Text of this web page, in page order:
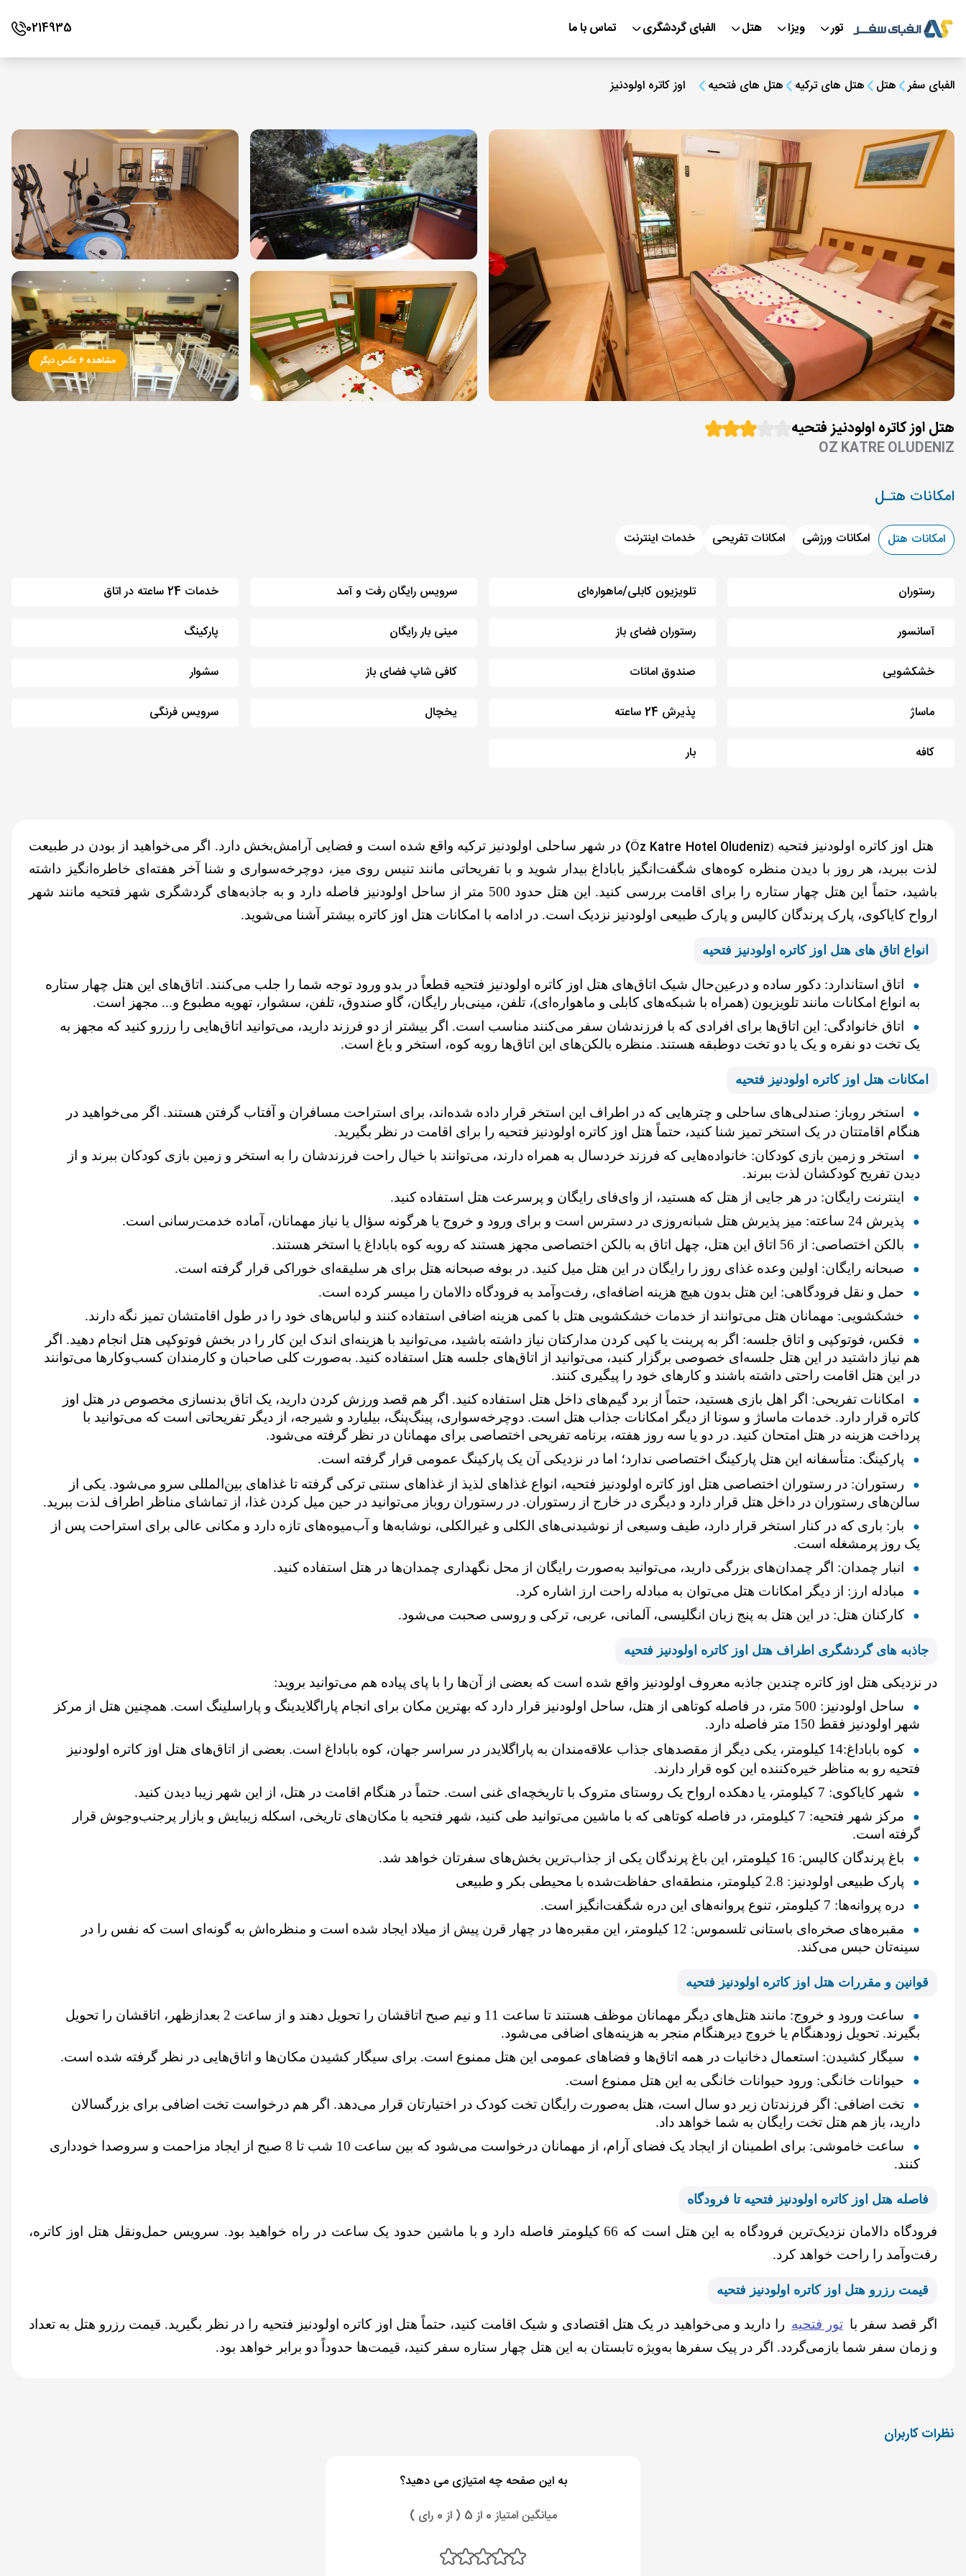
تور ویزا هتل الفبای گردشگری تماس با ما 0214935
الفبای سفر هتل هتل های ترکیه هتل های فتحیه اوز کاتره اولودنیز
مشاهده 6 عکس دیگر
هتل اوز کاتره اولودنیز فتحیه
OZ KATRE OLUDENIZ
امکانات هتـل
امکانات هتل امکانات ورزشی امکانات تفریحی خدمات اینترنت
رستوران تلویزیون کابلی/ماهواره‌ای سرویس رایگان رفت و آمد خدمات 24 ساعته در اتاق
آسانسور رستوران فضای باز مینی بار رایگان پارکینگ
خشکشویی صندوق امانات کافی شاپ فضای باز سشوار
ماساژ پذیرش 24 ساعته یخچال سرویس فرنگی
کافه بار
هتل اوز کاتره اولودنیز فتحیه (
Öz Katre Hotel Oludeniz)
در شهر ساحلی اولودنیز ترکیه واقع شده است و فضایی آرامش‌بخش دارد. اگر می‌خواهید از بودن در طبیعت
لذت ببرید، هر روز با دیدن منظره کوه‌های شگفت‌انگیز باباداغ بیدار شوید و با تفریحاتی مانند تنیس روی میز، دوچرخه‌سواری و شنا آخر هفته‌ای خاطره‌انگیز داشته
باشید، حتماً این هتل چهار ستاره را برای اقامت بررسی کنید. این هتل حدود 500 متر از ساحل اولودنیز فاصله دارد و به جاذبه‌های گردشگری شهر فتحیه مانند شهر
ارواح کایاکوی، پارک پرندگان کالیس و پارک طبیعی اولودنیز نزدیک است. در ادامه با امکانات هتل اوز کاتره بیشتر آشنا می‌شوید.
انواع اتاق های هتل ا وز کاتره اولودنیز فتحیه
اتاق استاندارد: دکور ساده و درعین‌حال شیک اتاق‌های هتل اوز کاتره اولودنیز فتحیه قطعاً در بدو ورود توجه شما را جلب می‌کنند. اتاق‌های این هتل چهار ستاره
به انواع امکانات مانند تلویزیون (همراه با شبکه‌های کابلی و ماهواره‌ای)، تلفن، مینی‌بار رایگان، گاو صندوق، تلفن، سشوار، تهویه مطبوع و... مجهز است.
اتاق خانوادگی: این اتاق‌ها برای افرادی که با فرزندشان سفر می‌کنند مناسب است. اگر بیشتر از دو فرزند دارید، می‌توانید اتاق‌هایی را رزرو کنید که مجهز به
یک تخت دو نفره و یک یا دو تخت دوطبقه هستند. منظره بالکن‌های این اتاق‌ها روبه کوه، استخر و باغ است.
امکانات هتل اوز کاتره اولودنیز فتحیه
استخر روباز: صندلی‌های ساحلی و چترهایی که در اطراف این استخر قرار داده شده‌اند، برای استراحت مسافران و آفتاب گرفتن هستند. اگر می‌خواهید در
هنگام اقامتتان در یک استخر تمیز شنا کنید، حتماً هتل اوز کاتره اولودنیز فتحیه را برای اقامت در نظر بگیرید.
استخر و زمین بازی کودکان: خانواده‌هایی که فرزند خردسال به همراه دارند، می‌توانند با خیال راحت فرزندشان را به استخر و زمین بازی کودکان ببرند و از
دیدن تفریح کودکشان لذت ببرند.
اینترنت رایگان: در هر جایی از هتل که هستید، از وای‌فای رایگان و پرسرعت هتل استفاده کنید.
پذیرش 24 ساعته: میز پذیرش هتل شبانه‌روزی در دسترس است و برای ورود و خروج یا هرگونه سؤال یا نیاز مهمانان، آماده خدمت‌رسانی است.
بالکن اختصاصی: از 56 اتاق این هتل، چهل اتاق به بالکن اختصاصی مجهز هستند که روبه کوه باباداغ یا استخر هستند.
صبحانه رایگان: اولین‌ وعده غذای روز را رایگان در این هتل میل کنید. در بوفه صبحانه هتل برای هر سلیقه‌ای خوراکی قرار گرفته است.
حمل و نقل فرودگاهی: این هتل بدون هیچ هزینه اضافه‌ای، رفت‌وآمد به فرودگاه دالامان را میسر کرده است.
خشکشویی: مهمانان هتل می‌توانند از خدمات خشکشویی هتل با کمی هزینه اضافی استفاده کنند و لباس‌های خود را در طول اقامتشان تمیز نگه دارند.
فکس، فوتوکپی و اتاق جلسه: اگر به پرینت یا کپی کردن مدارکتان نیاز داشته باشید، می‌توانید با هزینه‌ای اندک این کار را در بخش فوتوکپی هتل انجام دهید. اگر
هم نیاز داشتید در این هتل جلسه‌ای خصوصی برگزار کنید، می‌توانید از اتاق‌های جلسه هتل استفاده کنید. به‌صورت کلی صاحبان و کارمندان کسب‌وکارها می‌توانند
در این هتل اقامت راحتی داشته باشند و کارهای خود را پیگیری کنند.
امکانات تفریحی: اگر اهل بازی هستید، حتماً از برد گیم‌های داخل هتل استفاده کنید. اگر هم قصد ورزش کردن دارید، یک اتاق بدنسازی مخصوص در هتل اوز
کاتره قرار دارد. خدمات ماساژ و سونا از دیگر امکانات جذاب هتل است. دوچرخه‌‌سواری، پینگ‌پنگ، بیلیارد و شیرجه، از دیگر تفریحاتی است که می‌توانید با
پرداخت هزینه‌ در هتل امتحان کنید. در دو یا سه روز هفته، برنامه تفریحی اختصاصی برای مهمانان در نظر گرفته می‌شود.
پارکینگ: متأسفانه این هتل پارکینگ اختصاصی ندارد؛ اما در نزدیکی آن یک پارکینگ عمومی قرار گرفته است.
رستوران: در رستوران اختصاصی هتل اوز کاتره اولودنیز فتحیه، انواع غذاهای لذیذ از غذاهای سنتی ترکی گرفته تا غذاهای بین‌المللی سرو می‌شود. یکی از
سالن‌های رستوران در داخل هتل قرار دارد و دیگری در خارج از رستوران. در رستوران روباز می‌توانید در حین میل کردن غذا، از تماشای مناظر اطراف لذت ببرید.
بار: باری که در کنار استخر قرار دارد، طیف وسیعی از نوشیدنی‌های الکلی و غیرالکلی، نوشابه‌ها و آب‌میوه‌های تازه دارد و مکانی عالی برای استراحت پس از
یک روز پرمشغله است.
انبار چمدان: اگر چمدان‌های بزرگی دارید، می‌توانید به‌صورت رایگان از محل نگهداری چمدان‌ها در هتل استفاده کنید.
مبادله ارز: از دیگر امکانات هتل می‌توان به مبادله راحت ارز اشاره کرد.
کارکنان هتل: در این هتل به پنج زبان انگلیسی، آلمانی، عربی، ترکی و روسی صحبت می‌شود.
جاذبه های گردشگری اطراف هتل ا وز کاتره اولودنیز فتحیه
در نزدیکی هتل اوز کاتره چندین جاذبه معروف اولودنیز واقع شده است که بعضی از آن‌ها را با پای پیاده هم می‌توانید بروید:
ساحل اولودنیز: 500 متر، در فاصله کوتاهی از هتل، ساحل اولودنیز قرار دارد که بهترین مکان برای انجام پاراگلایدینگ و پاراسلینگ است. همچنین هتل از مرکز
شهر اولودنیز فقط 150 متر فاصله دارد.
کوه باباداغ:14 کیلومتر، یکی دیگر از مقصدهای جذاب علاقه‌مندان به پاراگلایدر در سراسر جهان، کوه باباداغ است. بعضی از اتاق‌های هتل اوز کاتره
اولودنیز
فتحیه رو به مناظر خیره‌کننده این کوه قرار دارند.
شهر کایاکوی: 7 کیلومتر، یا دهکده ارواح یک روستای متروک با تاریخچه‌ای غنی است. حتماً در هنگام اقامت در هتل، از این شهر زیبا دیدن کنید.
مرکز شهر فتحیه: 7 کیلومتر، در فاصله کوتاهی که با ماشین می‌توانید طی کنید، شهر فتحیه با مکان‌های تاریخی، اسکله زیبایش و بازار پرجنب‌وجوش قرار
گرفته است.
باغ پرندگان کالیس: 16 کیلومتر، این باغ پرندگان یکی از جذاب‌ترین بخش‌های سفرتان خواهد شد.
پارک طبیعی اولودنیز: 2.8 کیلومتر، منطقه‌ای حفاظت‌شده با محیطی بکر و طبیعی
دره پروانه‌ها: 7 کیلومتر، تنوع پروانه‌های این دره شگفت‌انگیز است.
مقبره‌های صخره‌ای باستانی تلسموس: 12 کیلومتر، این مقبره‌ها در چهار قرن پیش از میلاد ایجاد شده است و منظره‌اش به گونه‌ای است که نفس‌ را در
سینه‌تان حبس می‌کند.
قوانین و مقررات هتل ا وز کاتره اولودنیز فتحیه
ساعت ورود و خروج: مانند هتل‌های دیگر مهمانان موظف هستند تا ساعت 11 و نیم صبح اتاقشان را تحویل دهند و از ساعت 2 بعدازظهر، اتاقشان را تحویل
بگیرند. تحویل زودهنگام یا خروج دیرهنگام منجر به هزینه‌های اضافی می‌شود.
سیگار کشیدن: استعمال دخانیات در همه اتاق‌ها و فضاهای عمومی این هتل ممنوع است. برای سیگار کشیدن مکان‌ها و اتاق‌هایی در نظر گرفته شده است.
حیوانات خانگی: ورود حیوانات خانگی به این هتل ممنوع است.
تخت اضافی: اگر فرزندتان زیر دو سال است، هتل به‌صورت رایگان تخت کودک در اختیارتان قرار می‌دهد. اگر هم درخواست تخت اضافی برای بزرگسالان
دارید، باز هم هتل تخت رایگان به شما خواهد داد.
ساعت خاموشی: برای اطمینان از ایجاد یک فضای آرام، از مهمانان درخواست می‌شود که بین ساعت 10 شب تا 8 صبح از ایجاد مزاحمت و سروصدا خودداری
کنند.
فاصله هتل ا وز کاتره اولودنیز فتحیهتا فرودگاه
فرودگاه دالامان نزدیک‌ترین فرودگاه به این هتل است که 66 کیلومتر فاصله دارد و با ماشین حدود یک ساعت در راه خواهید بود. سرویس حمل‌ونقل هتل اوز کاتره،
رفت‌وآمد را راحت خواهد کرد.
قیمت رزرو هتل ا وز کاتره اولودنیز فتحیه
اگر قصد سفر با تور فتحیه را دارید و می‌خواهید در یک هتل اقتصادی و شیک اقامت کنید، حتماً هتل اوز کاتره اولودنیز فتحیه را در نظر بگیرید. قیمت رزرو هتل به تعداد
و زمان سفر شما بازمی‌گردد. اگر در پیک سفرها به‌ویژه تابستان به این هتل چهار ستاره سفر کنید، قیمت‌ها حدوداً دو برابر خواهد بود.
نظرات کاربران
به این صفحه چه امتیازی می دهید؟
میانگین امتیاز 0 از 5 ( از 0 رای )